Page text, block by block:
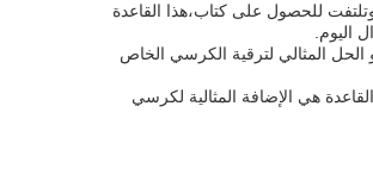
إلى ملف، وتلتفت للحصول على كتاب،هذا القاعدة
اليوم.
الحل المثالي لترقية الكرسي الخاص
هي الإضافة المثالية لكرسي